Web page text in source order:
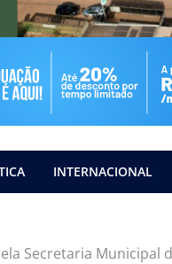
INTERNACIONAL
Secretaria Municipal